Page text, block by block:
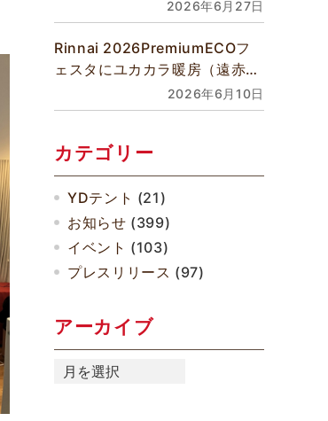
2026年6月27日
Rinnai 2026PremiumECOフ
ェスタにユカカラ暖房（遠赤外
線温水式床暖房）が展示されま
す
2026年6月10日
カテゴリー
YDテント (21)
お知らせ (399)
イベント (103)
プレスリリース (97)
アーカイブ
ア
ー